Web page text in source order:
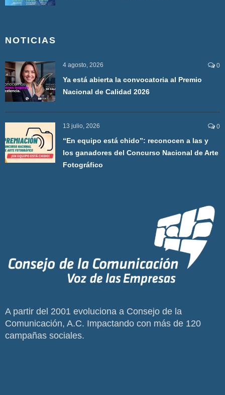
NOTICIAS
4 agosto, 2026 0
Ya está abierta la convocatoria al Premio
Nacional de Calidad 2026
13 julio, 2026 0
“En equipo está chido”: reconocen a las y
los ganadores del Concurso Nacional de Arte
Fotográfico
A partir del 2001 evoluciona a Consejo de la
Comunicación, A.C. Impactando con más de 120
campañas sociales.